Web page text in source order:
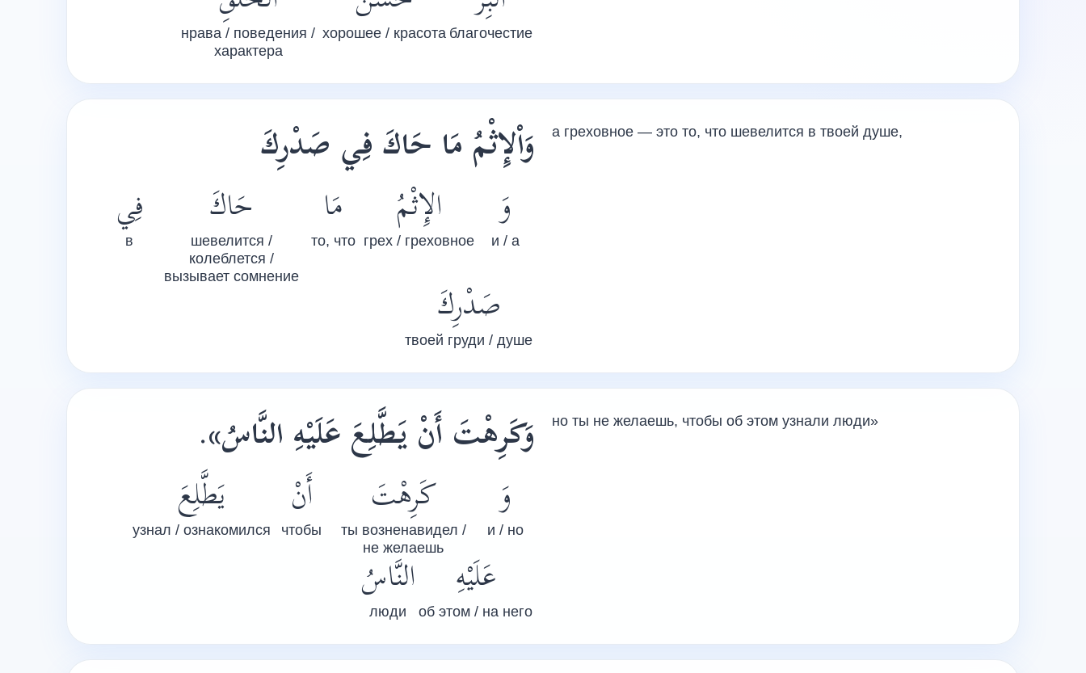
благочестие
хорошее / красота
нрава / поведения /
характера
وَاْلإِثْمُ مَا حَاكَ فِي صَدْرِكَ
وَ
и / а
الإِثْمُ
грех / греховное
مَا
то, что
حَاكَ
шевелится /
колеблется /
вызывает сомнение
فِي
в
صَدْرِكَ
твоей груди / душе
а греховное — это то, что шевелится в твоей душе,
وَكَرِهْتَ أَنْ يَطَّلِعَ عَلَيْهِ النَّاسُ».
وَ
и / но
كَرِهْتَ
ты возненавидел /
не желаешь
أَنْ
чтобы
يَطَّلِعَ
узнал / ознакомился
عَلَيْهِ
об этом / на него
النَّاسُ
люди
но ты не желаешь, чтобы об этом узнали люди»